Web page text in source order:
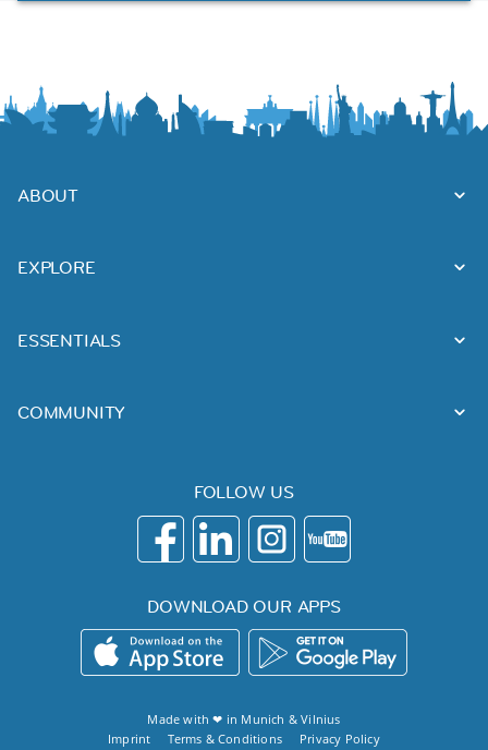
ABOUT
EXPLORE
ESSENTIALS
COMMUNITY
FOLLOW US
DOWNLOAD OUR APPS
Made with ❤ in Munich &Vilnius
Imprint
Terms & Conditions Privacy Policy